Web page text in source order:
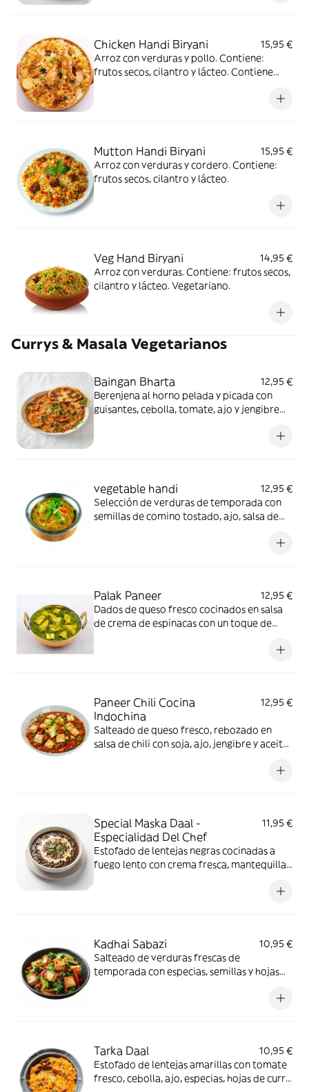
Chicken Handi Biryani
15,95 €
Arroz con verduras y pollo. Contiene:
frutos secos, cilantro y lácteo. Contiene
Mutton Handi Biryani
15,95 €
Arroz con verduras y cordero. Contiene:
frutos secos, cilantro y lácteo.
Veg Hand Biryani
14,95 €
Arroz con verduras. Contiene: frutos secos,
cilantro y lácteo. Vegetariano.
Currys & Masala Vegetarianos
Baingan Bharta
12,95 €
Berenjena al horno pelada y picada con
guisantes, cebolla, tomate, ajo y jengibre
comer con roti o naan. Contiene: cilantro.
vegetable handi
12,95 €
Selección de verduras de temporada con
semillas de comino tostado, ajo, salsa de
frutos secos, cilantro y lácteo. Vegetariano.
Palak Paneer
12,95 €
Dados de queso fresco cocinados en salsa
de crema de espinacas con un toque de
Paneer Chili Cocina
Indochina
12,95 €
Salteado de queso fresco, rebozado en
salsa de chili con soja, ajo, jengibre y aceite
Special Maska Daal -
Especialidad Del Chef
11,95 €
Estofado de lentejas negras cocinadas a
fuego lento con crema fresca, mantequilla,
Kadhai Sabazi
10,95 €
Salteado de verduras frescas de
temporada con especias, semillas y hojas
Tarka Daal
10,95 €
Estofado de lentejas amarillas con tomate
fresco, cebolla, ajo, especias, hojas de curry